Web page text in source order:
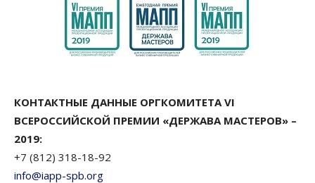
КОНТАКТНЫЕ ДАННЫЕ ОРГКОМИТЕТА VI
ВСЕРОССИЙСКОЙ ПРЕМИИ «ДЕРЖАВА МАСТЕРОВ» –
2019:
+7 (812) 318-18-92
info@iapp-spb.org